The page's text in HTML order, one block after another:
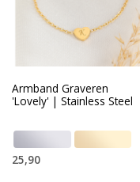
Armband Graveren
'Lovely' | Stainless Steel
25,90